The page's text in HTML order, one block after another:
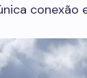
conexão